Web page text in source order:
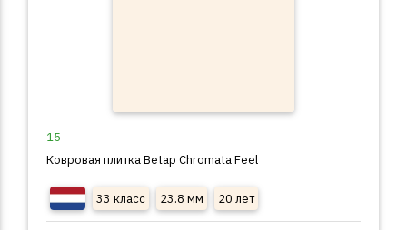
15
Ковровая плитка Betap Chromata Feel
33 класс 23.8 мм 20 лет